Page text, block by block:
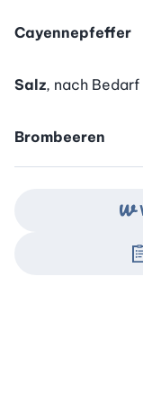
Cayennepfeffer
Salz, nach Bedarf
Brombeeren